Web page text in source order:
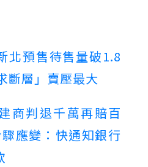
北預售待售量破1.8
斷層」賣壓最大
商判退千萬再賠百
應變：快通知銀行